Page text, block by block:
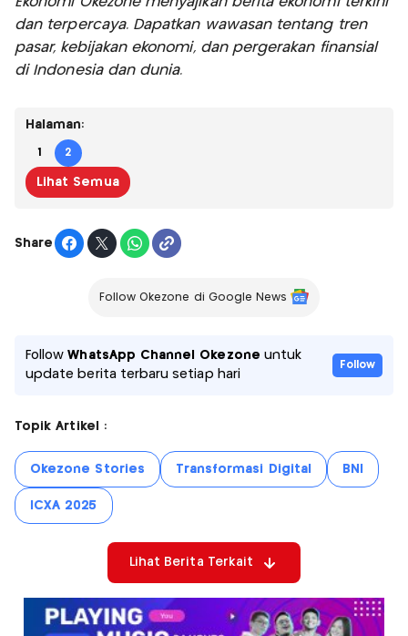
dan terpercaya. Dapatkan wawasan tentang tren
pasar, kebijakan ekonomi, dan pergerakan finansial
di Indonesia dan dunia.
Halaman:
1 2
Lihat Semua
Share
Follow Okezone di Google News
FollowWhatsApp Channel Okezone untuk
update berita terbaru setiap hari
Follow
Topik Artikel :
Okezone Stories Transformasi Digital BNI
ICXA 2025
Lihat Berita Terkait